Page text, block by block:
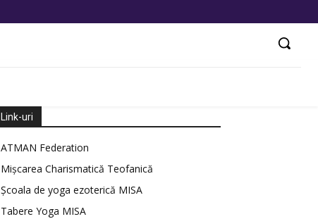
Link-uri
ATMAN Federation
Mișcarea Charismatică Teofanică
Școala de yoga ezoterică MISA
Tabere Yoga MISA